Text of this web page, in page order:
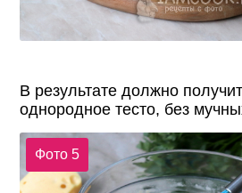
В результате должно
однородное тесто, без
Фото 5